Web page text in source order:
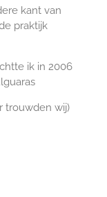
kant van
praktijk
ik in 2006
trouwden wij)